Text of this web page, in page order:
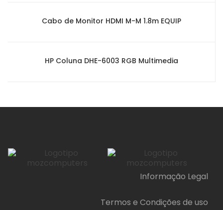
Cabo de Monitor HDMI M-M 1.8m EQUIP
HP Coluna DHE-6003 RGB Multimedia
Informação Legal
Termos e Condições de uso